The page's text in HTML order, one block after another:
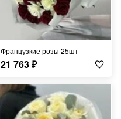
французкие розы 25шт
21 763₽